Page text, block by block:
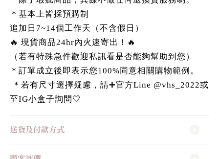
＊基本上皆採預購制
追加日7~14個工作天（不含假日）
🔥 現貨商品24hr內火速寄出！🔥
（若有特殊急件歡迎私訊看是否能夠幫助到您）
＊訂單成立後即表示您100%同意相關購物範例。
＊若有尺寸選擇疑慮，請➕官方Line @vhs_2022或
至IG小盒子詢問🤍
送貨及付款方式